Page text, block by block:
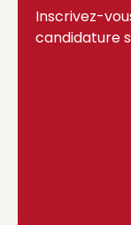
Inscrivez-
candidature